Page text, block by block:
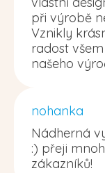
při výrobě
Vznikly
radost
našeho
nohanka
Nádherná
:) přeji
zákazníků!